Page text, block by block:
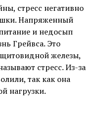
стресс негативно
Напряженный
и недосып
Грейвса. Это
железы,
стресс. Из-за
так как она
нагрузки.